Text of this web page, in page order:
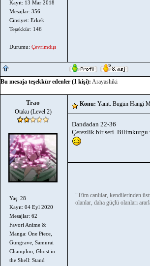
Kayıt: 13 Mar 2018
Mesajlar: 356
Cinsiyet: Erkek
Teşekkür: 146
Durumu: Çevrimdışı
Bu mesaja teşekkür edenler (1 kişi): Arayashiki
Trao
Otaku (Level 2)
Yaş: 28
Kayıt: 04 Eyl 2020
Mesajlar: 62
Favori Anime &
Manga: One Piece,
Gungrave, Samurai
Champloo, Ghost in
the Shell: Stand
Konu: Yanıt: Bugün Hangi
Dandadan 22-36
Çerezlik bir seri. Bilimkurgu
"Tüm canlılar, kendilerinden
olanlar, daha güçlü olanları